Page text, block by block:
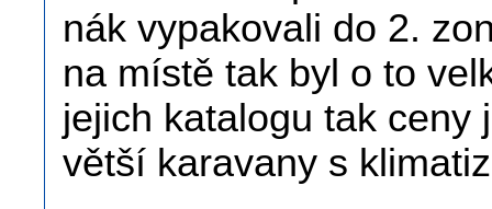
nák vypakovali do 2.
na místě tak byl o to
jejich katalogu tak ceny
větší karavany s